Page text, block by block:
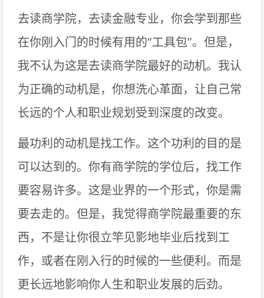
去读商学院，去读金融专业，你会学到那些
在你刚入门的时候有用的“工具包”。但是，
我不认为这是去读商学院最好的动机。我认
为正确的动机是，你想洗心革面，让自己常
长远的个人和职业规划受到深度的改变。
最功利的动机是找工作。这个功利的目的是
可以达到的。你有商学院的学位后，找工作
要容易许多。这是业界的一个形式，你是需
要去走的。但是，我觉得商学院最重要的东
西，不是让你很立竿见影地毕业后找到工
作，或者在刚入行的时候的一些便利。而是
更长远地影响你人生和职业发展的后劲。